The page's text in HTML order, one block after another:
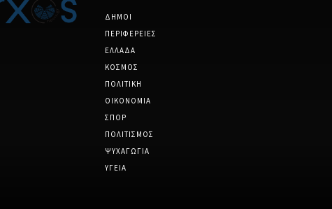
ΔΗΜΟΙ
ΠΕΡΙΦΕΡΕΙΕΣ
ΕΛΛΑΔΑ
ΚΟΣΜΟΣ
ΠΟΛΙΤΙΚΗ
ΟΙΚΟΝΟΜΙΑ
ΣΠΟΡ
ΠΟΛΙΤΙΣΜΟΣ
ΨΥΧΑΓΩΓΙΑ
ΥΓΕΙΑ